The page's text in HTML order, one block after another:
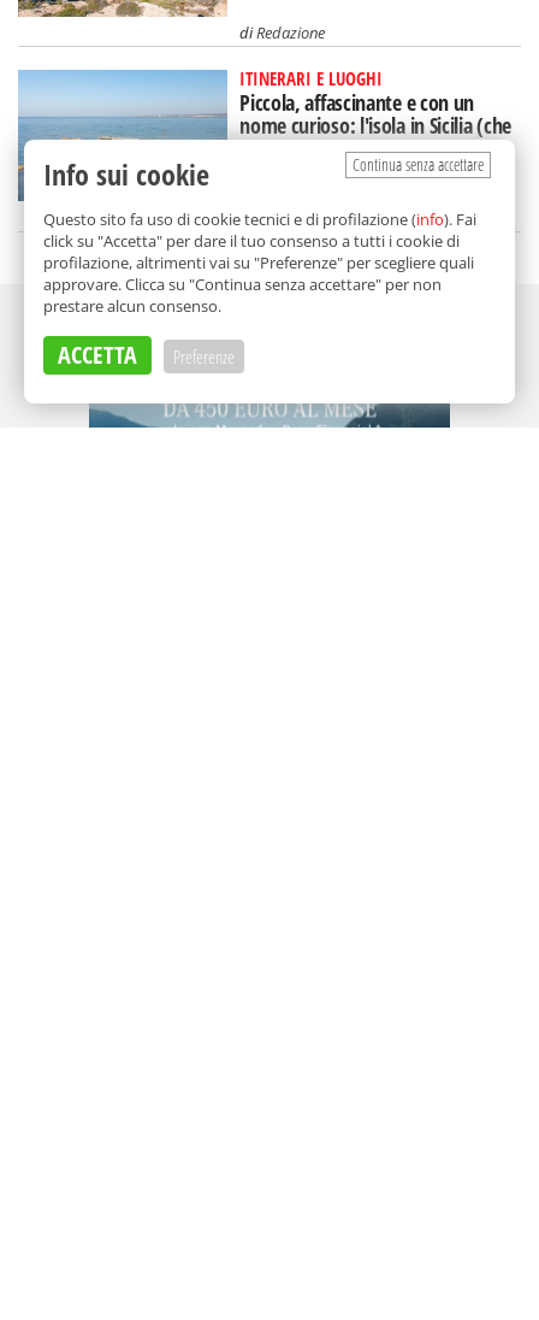
diRedazione
ITINERARI E LUOGHI
Piccola, affascinante e con un
nome curioso: l'isola in Sicilia (che
rischia di scomparire)
diFederica Puglisi
Continua senza accettare
Info sui cookie
Questo sito fa uso di cookie tecnici e di profilazione (info). Fai
click su "Accetta" per dare il tuo consenso a tutti i cookie di
profilazione, altrimenti vai su "Preferenze" per scegliere quali
approvare. Clicca su "Continua senza accettare" per non
prestare alcun consenso.
ACCETTA Preferenze